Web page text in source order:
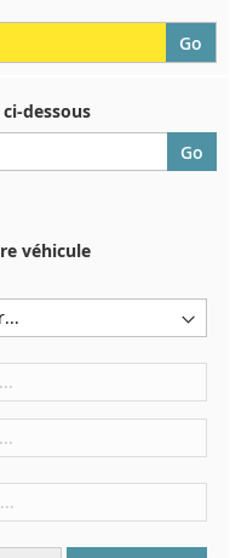
D’ENVIE
dessous
voiture
capot
moteur
de bord
droit
véhicule